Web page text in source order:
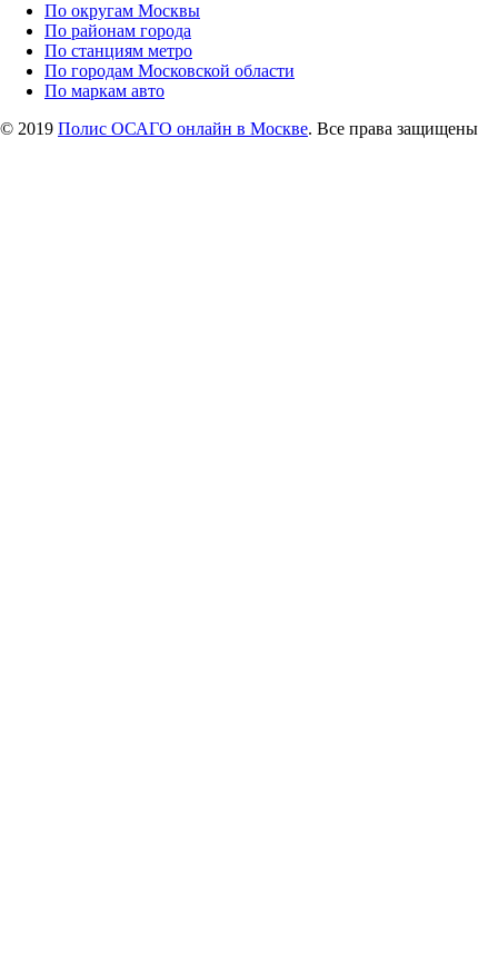
По округам Москвы
По районам города
По станциям метро
По городам Московской области
По маркам авто
© 2019 Полис ОСАГО онлайн в Москве. Все права защищены